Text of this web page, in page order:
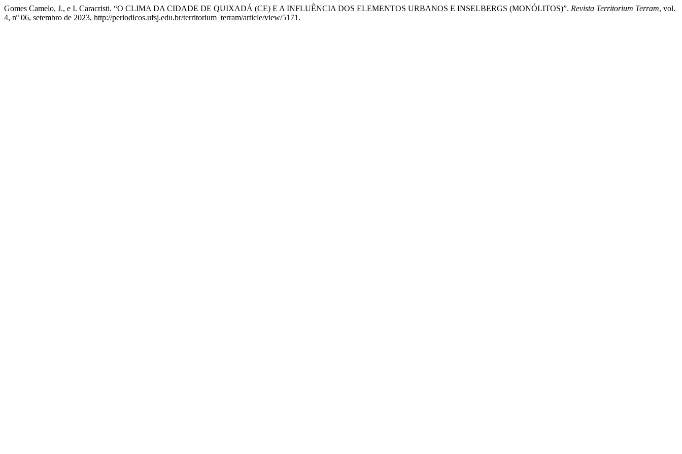
Gomes Camelo, J., e I. Caracristi. “O CLIMA DA CIDADE DE QUIXADÁ (CE) E A INFLUÊNCIA DOS ELEMENTOS URBANOS E INSELBERGS (MONÓLITOS)”. Revista Territorium Terram, vol.
4, nº 06, setembro de 2023, http://periodicos.ufsj.edu.br/territorium_terram/article/view/5171.